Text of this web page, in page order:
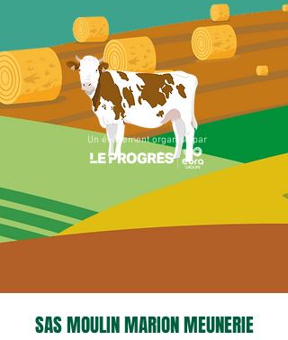
Un événement organisé par
SAS MOULIN MARION MEUNERIE